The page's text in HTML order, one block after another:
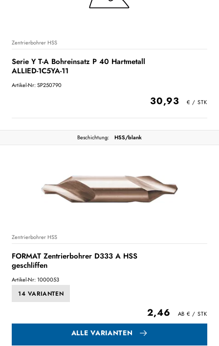
Zentrierbohrer HSS
Serie Y T-A Bohreinsatz P 40 Hartmetall
ALLIED-1C5YA-11
Artikel-Nr: SP250790
30,93
Beschichtung: HSS/blank
Zentrierbohrer HSS
FORMAT Zentrierbohrer D333 A HSS
geschliffen
Artikel-Nr: 1000053
14 VARIANTEN
2,46
ALLE VARIANTEN